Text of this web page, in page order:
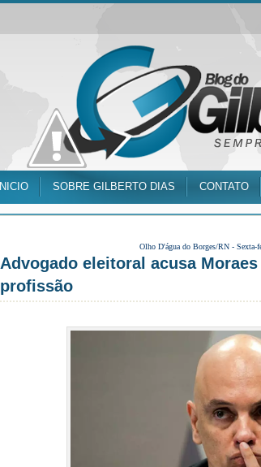
INICIO SOBRE GILBERTO DIAS CONTATO
Olho D'água do Borges/RN - Sexta-
Advogado eleitoral acusa
profissão